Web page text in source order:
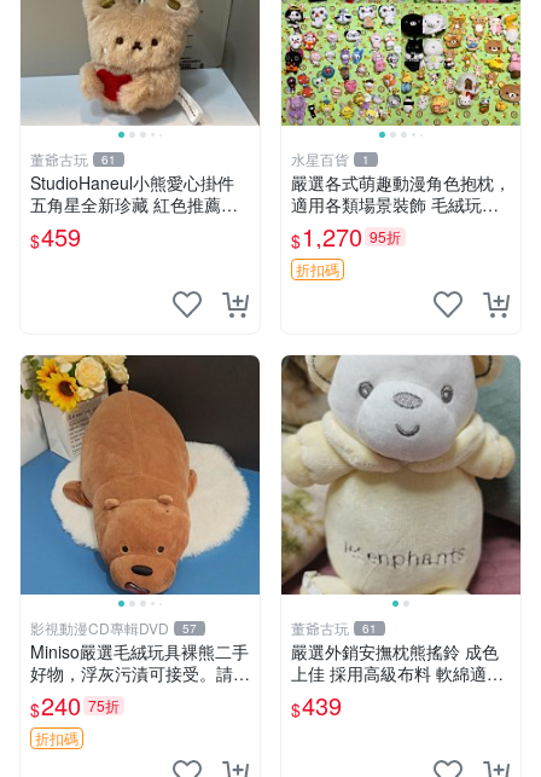
董爺古玩 61
StudioHaneul小熊愛心掛件
五角星全新珍藏 紅色推薦收
藏 玩具掛飾 掛件 新品
$459
水星百貨 1
嚴選各式萌趣動漫角色抱枕，
適用各類場景裝飾 毛絨玩
具、卡通抱枕、趣味玩偶
$1,270 95折
折扣碼
影視動漫CD專輯DVD 57
Miniso嚴選毛絨玩具裸熊二手
好物，浮灰污漬可接受。請詳
閱照片再下單，售出不退不
換。全新品相收藏推薦。 裸
熊 毛絨玩具 收藏
$240 75折
折扣碼
董爺古玩 61
嚴選外銷安撫枕熊搖鈴 成色
上佳 採用高級布料 軟綿適合
收藏 安心選購 安撫枕 熊玩具
搖鈴
$439